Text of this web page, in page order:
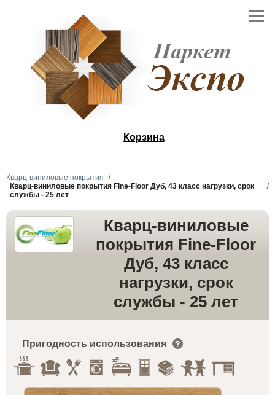
Корзина
Кварц-виниловые покрытия
Кварц-виниловые покрытия Fine-Floor Дуб, 43 класс нагрузки, срок
службы - 25 лет
Кварц-виниловые
покрытия Fine-Floor
Дуб, 43 класс
нагрузки, срок
службы - 25 лет
Пригодность использования